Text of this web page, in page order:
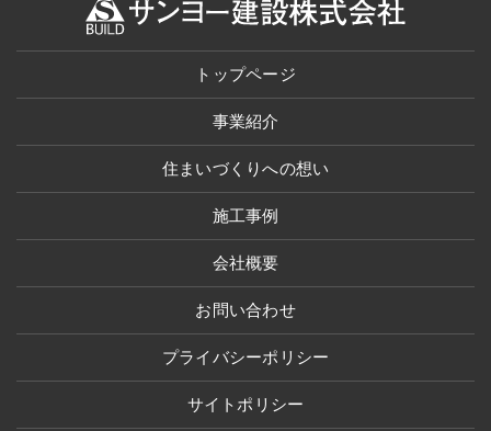
トップページ
事業紹介
住まいづくりへの想い
施工事例
会社概要
お問い合わせ
プライバシーポリシー
サイトポリシー